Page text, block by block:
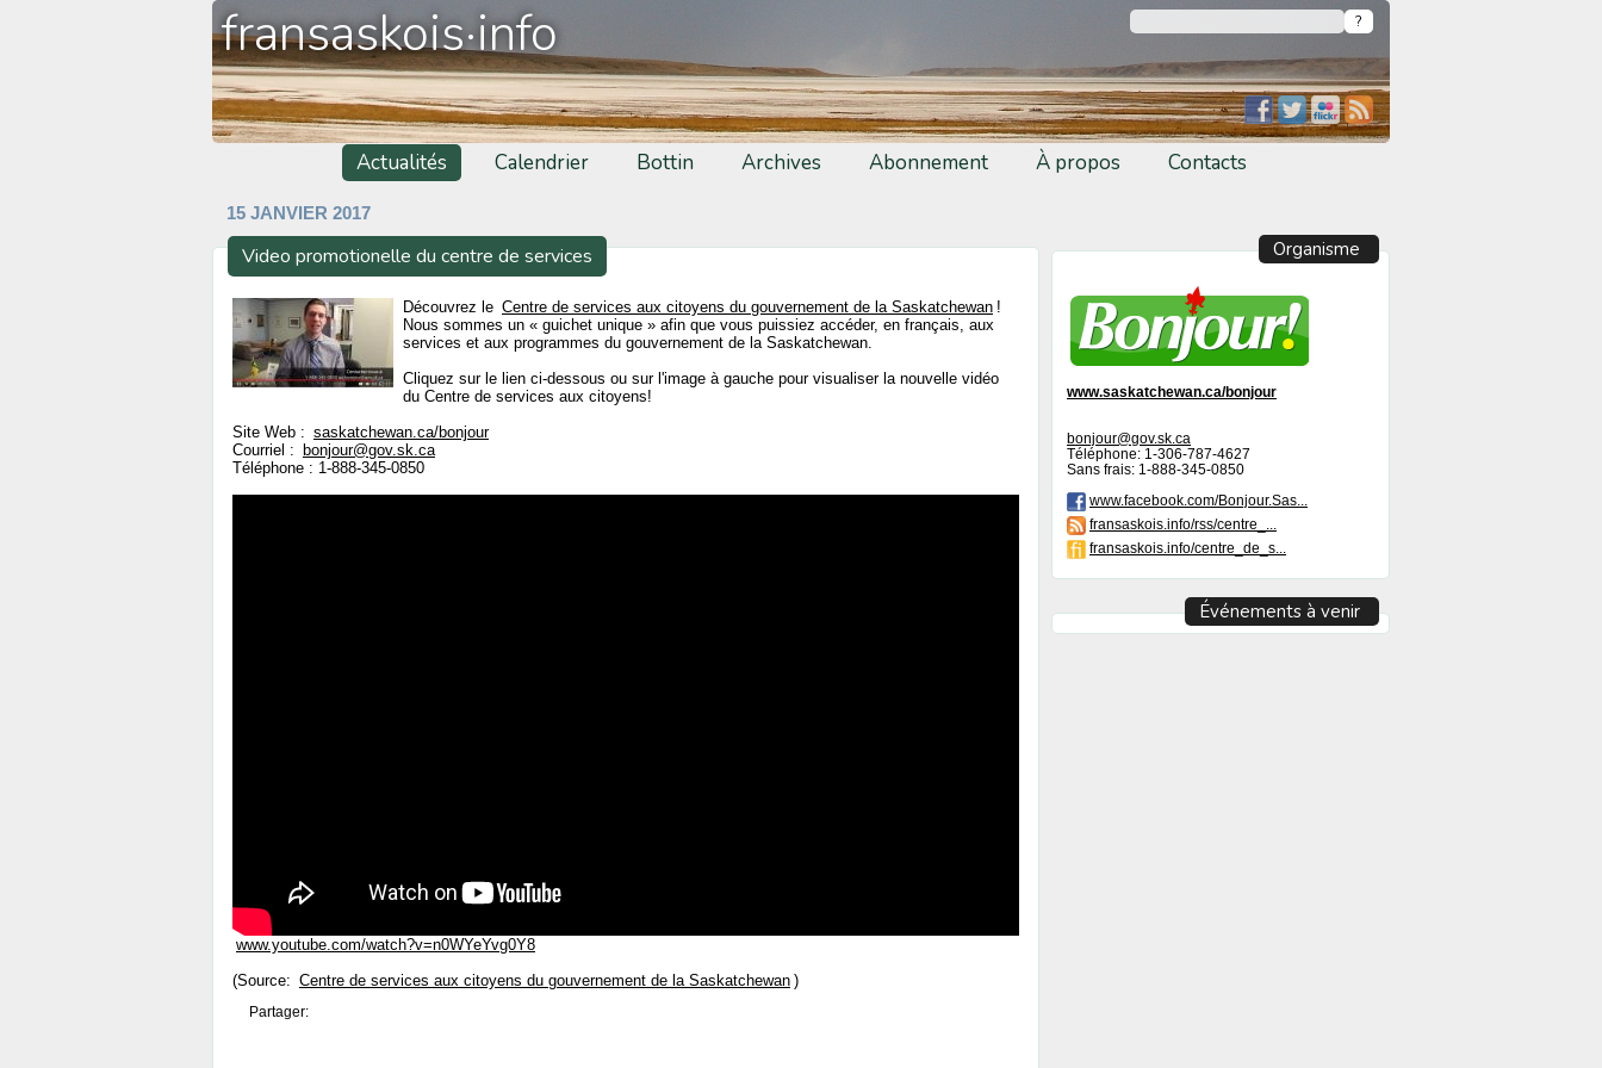
fransaskois·info
Actualités Calendrier Bottin Archives Abonnement À propos Contacts
15 JANVIER 2017
Video promotionelle du centre de services
Découvrez le Centre de services aux citoyens du gouvernement de la Saskatchewan !
Nous sommes un « guichet unique » afin que vous puissiez accéder, en français, aux
services et aux programmes du gouvernement de la Saskatchewan.
Cliquez sur le lien ci-dessous ou sur l'image à gauche pour visualiser la nouvelle vidéo
du Centre de services aux citoyens!
Site Web : saskatchewan.ca/bonjour
Courriel :
bonjour@gov.sk.ca
Téléphone : 1-888-345-0850
www.youtube.com/watch?v=n0WYeYvg0Y8
(Source: Centre de services aux citoyens du gouvernement de la Saskatchewan )
Partager:
Organisme
www.saskatchewan.ca/bonjour
bonjour@gov.sk.ca
Téléphone: 1-306-787-4627
Sans frais: 1-888-345-0850
www.facebook.com/Bonjour.Sas...
fransaskois.info/rss/centre_...
fransaskois.info/centre_de_s...
Événements à venir